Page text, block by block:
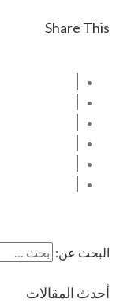
Share This
البحث عن:
أحدث المقالات